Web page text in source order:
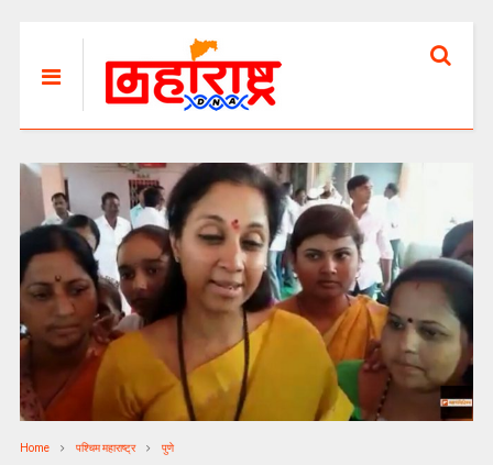
Home पश्चिम महाराष्ट्र पुणे